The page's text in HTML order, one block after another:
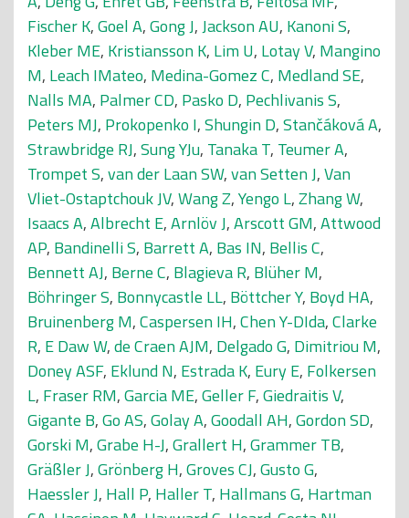
Fischer K,Goel A,Gong J,Jackson AU, Kanoni S,
Kleber ME, Kristiansson K, Lim U, Lotay V, Mangino
M, Leach IMateo, Medina-Gomez C, Medland SE,
Nalls MA, Palmer CD, Pasko D, Pechlivanis S,
Peters MJ, Prokopenko I,Shungin D,Stančáková A,
Strawbridge RJ,Sung YJu, Tanaka T, Teumer A,
Trompet S,van der Laan SW,van Setten J,Van
Vliet-Ostaptchouk JV,Wang Z,Yengo L,Zhang W,
Isaacs A,Albrecht E,Arnlöv J,Arscott GM,Attwood
AP, Bandinelli S, Barrett A, Bas IN, Bellis C,
Bennett AJ, Berne C, Blagieva R, Blüher M,
Böhringer S, Bonnycastle LL, Böttcher Y, Boyd HA,
Bruinenberg M,Caspersen IH,Chen Y-DIda,Clarke
R, E Daw W,de Craen AJM, Delgado G, Dimitriou M,
Doney ASF, Eklund N, Estrada K, Eury E, Folkersen
L, Fraser RM,Garcia ME,Geller F,Giedraitis V,
Gigante B,Go AS,Golay A,Goodall AH,Gordon SD,
Gorski M,Grabe H-J,Grallert H,Grammer TB,
Gräßler J,Grönberg H,Groves CJ,Gusto G,
Haessler J, Hall P, Haller T, Hallmans G, Hartman